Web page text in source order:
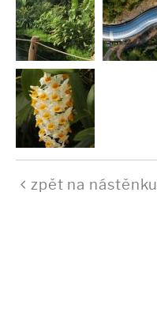
zpět na nástěnku